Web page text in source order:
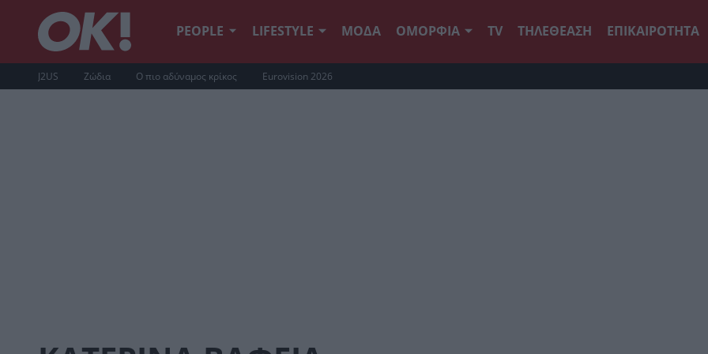
PEOPLE LIFESTYLE ΜΟΔΑ ΟΜΟΡΦΙΑ TV ΤΗΛΕΘΕΑΣΗ ΕΠΙΚΑΙΡΟΤΗΤΑ
J2US Ζώδια Ο πιο αδύναμος κρίκος Eurovision 2026